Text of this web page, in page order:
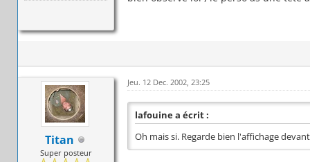
Titan
Super posteur
Jeu. 12 Dec. 2002, 23:25
lafouine a écrit :
Oh mais si. Regarde bien l'affichage